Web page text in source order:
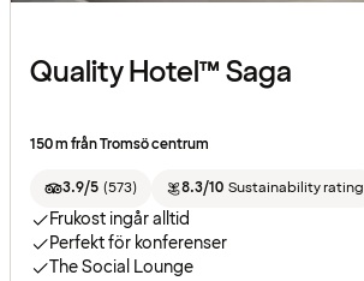
Quality Hotel™ Saga
150 m från Tromsö centrum
3.9/5 (573) 8.3/10 Sustainability rating
Frukost ingår alltid
Perfekt för konferenser
The Social Lounge